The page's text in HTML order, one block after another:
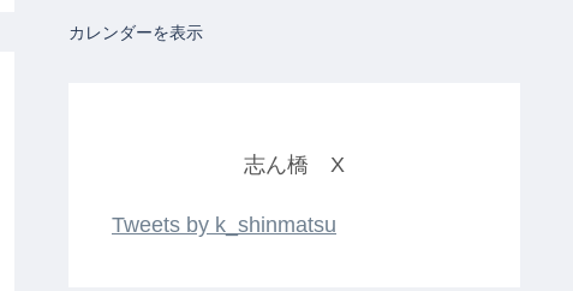
カレンダーを表示
志ん橋 X
Tweets by k_shinmatsu